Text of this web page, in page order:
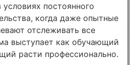
постоянного
когда даже опытные
отслеживать все
выступает как обучающий
расти профессионально.